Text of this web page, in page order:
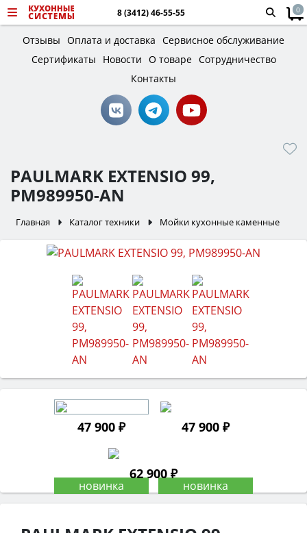
8 (3412) 46-55-55 0
Отзывы Оплата и доставка Сервисное обслуживание
Сертификаты
Новости О товаре Сотрудничество
Контакты
PAULMARK EXTENSIO 99,
PM989950-AN
Главная Каталог техники Мойки кухонные каменные
47 900 ₽ 47 900 ₽
62 900 ₽